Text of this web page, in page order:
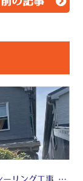
名古屋 守山区 屋根塗装工事 外壁塗装工事 シーリング工事 付帯部塗装工事 防水工事 ♢